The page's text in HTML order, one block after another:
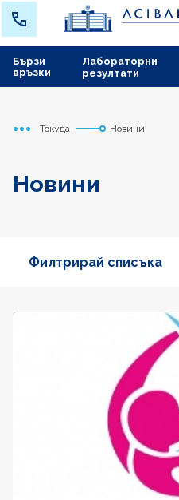
Лабораторни
резултати
Бързи
връзки
Начало
Токуда Новини
Новини
Филтрирай списъка